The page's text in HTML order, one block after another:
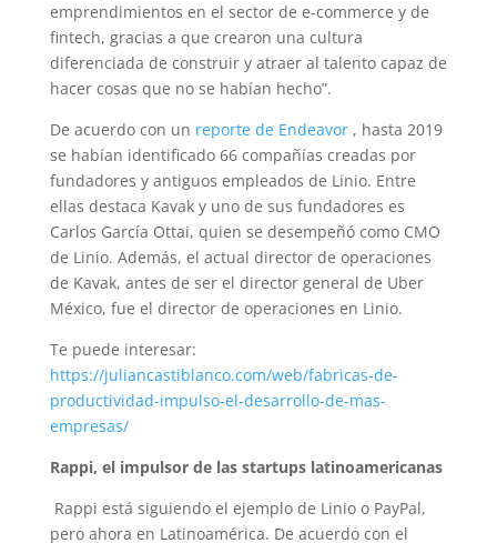
emprendimientos en el sector de e-commerce y de
fintech, gracias a que crearon una cultura
diferenciada de construir y atraer al talento capaz de
hacer cosas que no se habían hecho”.
De acuerdo con un reporte de Endeavor, hasta 2019
se habían identificado 66 compañías creadas por
fundadores y antiguos empleados de Linio. Entre
ellas destaca Kavak y uno de sus fundadores es
Carlos García Ottai, quien se desempeñó como CMO
de Linio. Además, el actual director de operaciones
de Kavak, antes de ser el director general de Uber
México, fue el director de operaciones en Linio.
Te puede interesar:
https://juliancastiblanco.com/web/fabricas-de-
productividad-impulso-el-desarrollo-de-mas-
empresas/
Rappi, el impulsor de las startups latinoamericanas
Rappi está siguiendo el ejemplo de Linio o PayPal,
pero ahora en Latinoamérica. De acuerdo con el